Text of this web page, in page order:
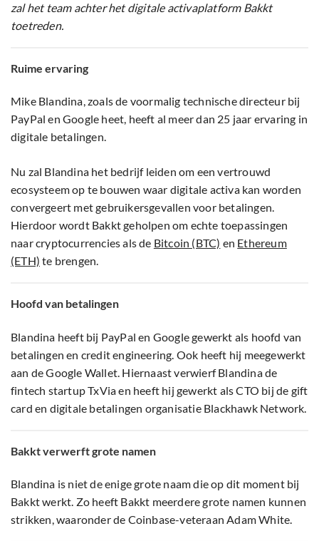
zal het team achter het digitale activaplatform Bakkt
toetreden.
Ruime ervaring
Mike Blandina, zoals de voormalig technische directeur bij
PayPal en Google heet, heeft al meer dan 25 jaar ervaring in
digitale betalingen.
Nu zal Blandina het bedrijf leiden om een vertrouwd
ecosysteem op te bouwen waar digitale activa kan worden
convergeert met gebruikersgevallen voor betalingen.
Hierdoor wordt Bakkt geholpen om echte toepassingen
naar cryptocurrencies als de Bitcoin (BTC) en Ethereum
(ETH) te brengen.
Hoofd van betalingen
Blandina heeft bij PayPal en Google gewerkt als hoofd van
betalingen en credit engineering. Ook heeft hij meegewerkt
aan de Google Wallet. Hiernaast verwierf Blandina de
fintech startup TxVia en heeft hij gewerkt als CTO bij de gift
card en digitale betalingen organisatie Blackhawk Network.
Bakkt verwerft grote namen
Blandina is niet de enige grote naam die op dit moment bij
Bakkt werkt. Zo heeft Bakkt meerdere grote namen kunnen
strikken, waaronder de Coinbase-veteraan Adam White.